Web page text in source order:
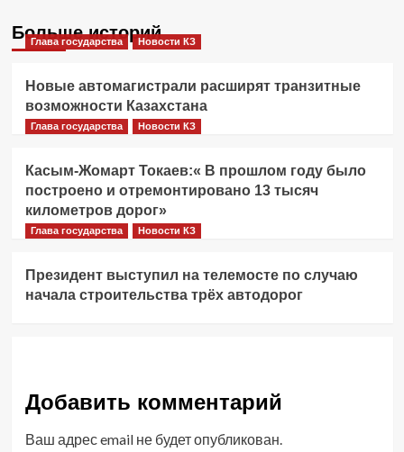
Больше историй
Глава государства Новости КЗ
Новые автомагистрали расширят транзитные
возможности Казахстана
Глава государства Новости КЗ
Касым-Жомарт Токаев:« В прошлом году было
построено и отремонтировано 13 тысяч
километров дорог»
Глава государства Новости КЗ
Президент выступил на телемосте по случаю
начала строительства трёх автодорог
Добавить комментарий
Ваш адрес email не будет опубликован.